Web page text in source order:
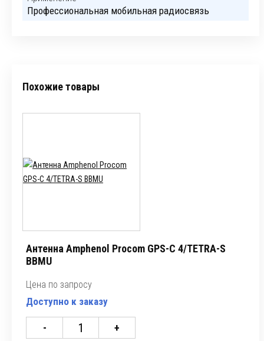
Профессиональная мобильная радиосвязь
Похожие товары
Антенна Amphenol Procom GPS-C 4/TETRA-S
BBMU
Цена по запросу
Доступно к заказу
- +